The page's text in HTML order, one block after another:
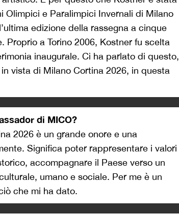
Olimpici e Paralimpici Invernali di Milano
edizione della rassegna a cinque
Proprio a Torino 2006, Kostner fu scelta
inaugurale. Ci ha parlato di questo,
vista di Milano Cortina 2026, in questa
di MICO?
2026 è un grande onore e una
Significa poter rappresentare i valori
accompagnare il Paese verso un
umano e sociale. Per me è un
che mi ha dato.